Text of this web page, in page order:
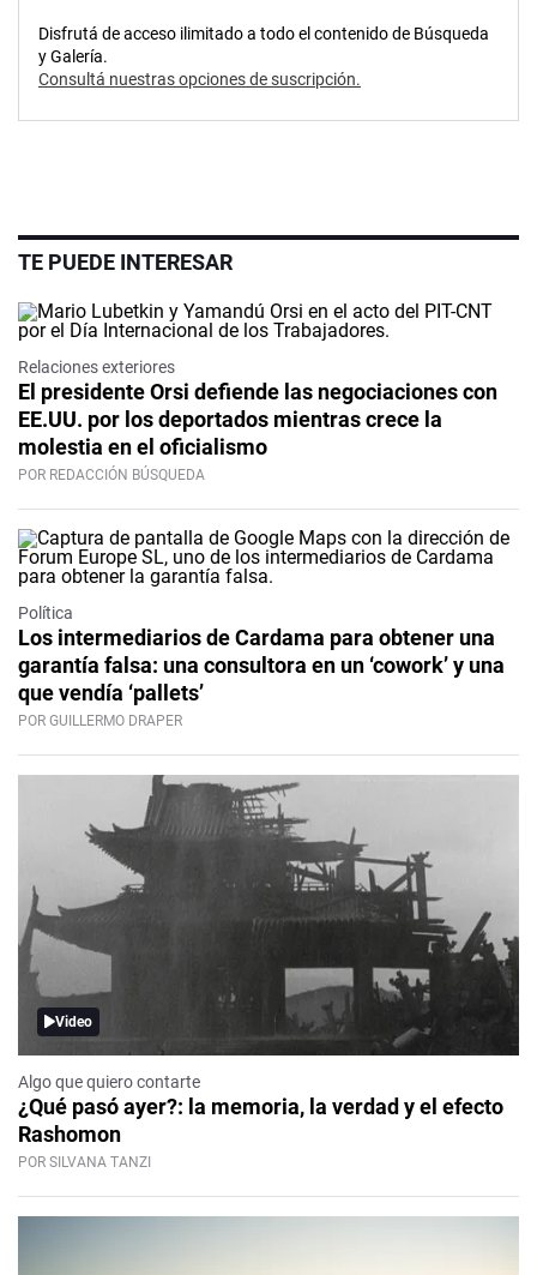
Disfrutá de acceso ilimitado a todo el contenido de Búsqueda
y Galería.
Consultá nuestras opciones de suscripción.
TE PUEDE INTERESAR
Relaciones exteriores
El presidente Orsi defiende las negociaciones con
EE.UU. por los deportados mientras crece la
molestia en el oficialismo
POR REDACCIÓN BÚSQUEDA
Política
Los intermediarios de Cardama para obtener una
garantía falsa: una consultora en un ‘cowork’ y una
que vendía ‘pallets’
POR GUILLERMO DRAPER
Video
Algo que quiero contarte
¿Qué pasó ayer?: la memoria, la verdad y el efecto
Rashomon
POR SILVANA TANZI